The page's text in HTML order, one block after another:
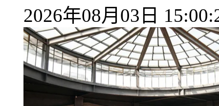
2026年08月03日